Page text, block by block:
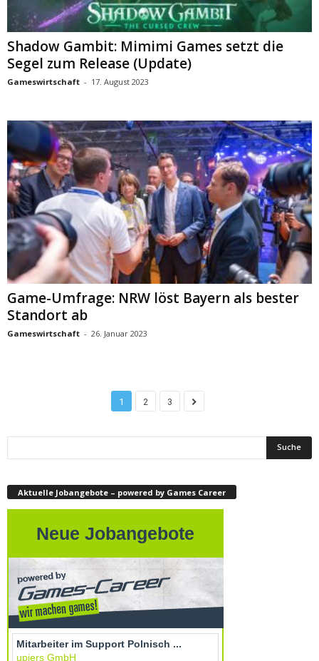
Shadow Gambit: Mimimi Games setzt die
Segel zum Release (Update)
Gameswirtschaft - 17. August 2023
Game-Umfrage: NRW löst Bayern als bester
Standort ab
Gameswirtschaft - 26. Januar 2023
1 2 3
Aktuelle Jobangebote – powered by Games Career